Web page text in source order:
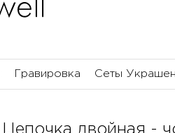
Гравировка Сеты
Цепочка двойная -